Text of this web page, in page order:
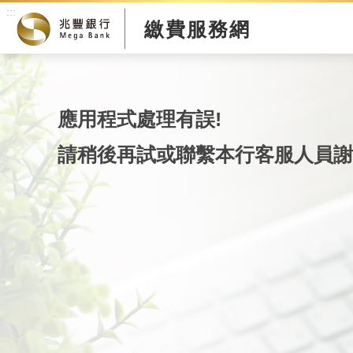
:::
繳費服務網
應用程式處理有誤!
請稍後再試或聯繫本行客服人員